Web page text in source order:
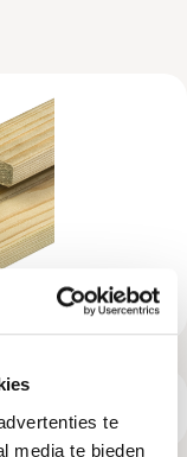
te
media te bieden